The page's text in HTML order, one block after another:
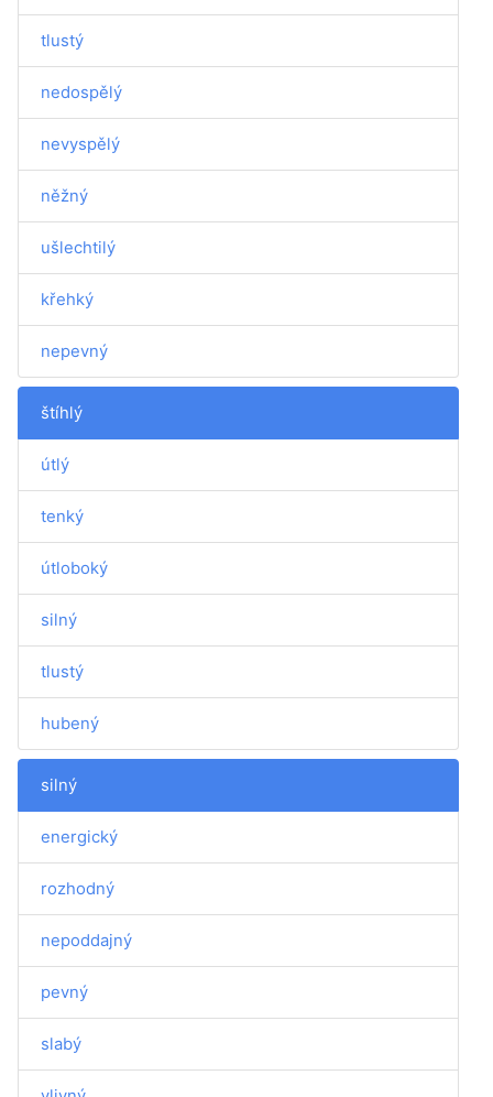
tlustý
nedospělý
nevyspělý
něžný
ušlechtilý
křehký
nepevný
štíhlý
útlý
tenký
útloboký
silný
tlustý
hubený
silný
energický
rozhodný
nepoddajný
pevný
slabý